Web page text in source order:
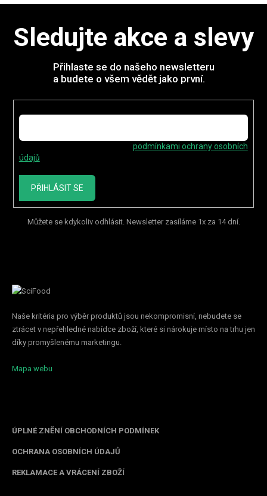
l
d
a
í
p
v
ý
Sledujte akce a slevy
Přihlaste se do našeho newsletteru
a budete o všem vědět jako první.
podmínkami ochrany osobních
údajů
PŘIHLÁSIT SE
Můžete se kdykoliv odhlásit. Newsletter zasíláme 1x za 14 dní.
Naše kritéria pro výběr produktů jsou nekompromisní, nebudete se
ztrácet v nepřehledné nabídce zboží, které si nárokuje místo na trhu jen
díky promyšlenému marketingu.
Mapa webu
ÚPLNÉ ZNĚNÍ OBCHODNÍCH PODMÍNEK
OCHRANA OSOBNÍCH ÚDAJŮ
REKLAMACE A VRÁCENÍ ZBOŽÍ